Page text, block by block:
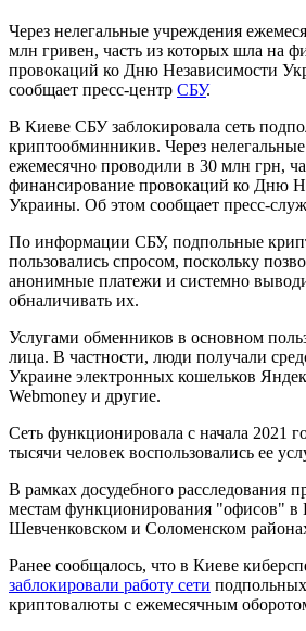
Через нелегальные учреждения
млн гривен, часть из которых шла на
провокаций ко Дню Независимости
сообщает пресс-центр СБУ.
В Киеве СБУ заблокировала сеть
криптообминникив. Через
ежемесячно проводили в 30 млн грн,
финансирование провокаций ко Дню
Украины. Об этом сообщает пресс-
По информации СБУ, подпольные
пользовались спросом, поскольку
анонимные платежи и системно
обналичивать их.
Услугами обменников в основном
лица. В частности, люди получали
Украине электронных кошельков
Webmoney и другие.
Сеть функционировала с начала 2021
тысячи человек воспользовались ее
В рамках досудебного расследования
местам функционирования "офисов" в
Шевченковском и Соломенском
Ранее сообщалось, что в Киеве
заблокировали работу сети
криптовалюты с ежемесячным